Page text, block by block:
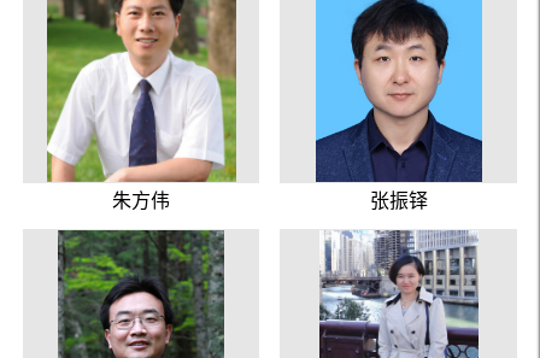
朱方伟 张振铎